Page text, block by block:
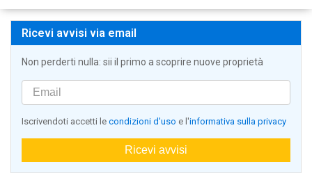
Ricevi avvisi via email
Non perderti nulla: sii il primo a scoprire nuove proprietà
Iscrivendoti accetti le condizioni d'uso e l'informativa sulla privacy
Ricevi avvisi